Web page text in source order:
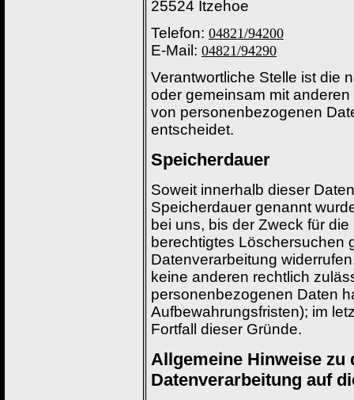
25524 Itzehoe
Telefon: 04821/94200
E-Mail: 04821/94290
Verantwortliche Stelle ist die
oder gemeinsam mit
von personenbezogenen
entscheidet.
Speicherdauer
Soweit innerhalb dieser
Speicherdauer genannt
bei uns, bis der Zweck für
berechtigtes Löschersuchen
Datenverarbeitung
keine anderen rechtlich
personenbezogenen Daten
Aufbewahrungsfristen); im
Fortfall dieser Gründe.
Allgemeine Hinweise zu
Datenverarbeitung auf